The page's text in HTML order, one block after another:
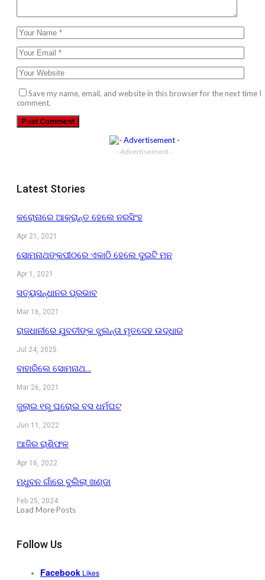
Save my name, email, and website in this browser for the next time I
comment.
- Advertisement -
Latest Stories
କରୋନାରେ ଆକ୍ରାନ୍ତ ହେଲେ ନରସିଂହ
Apr 21, 2021
ସୋମନାଥଙ୍କପୀଠରେ ଏକାଠି ହେଲେ ଦୁଇଟି ମନ
Apr 1, 2021
ସତ୍ୟସନ୍ଧାନର ପ୍ରଭାବ
Mar 16, 2021
ରାଜଧାନୀରେ ଯୁବତୀଙ୍କ ଝୁଲନ୍ତା ମୃତଦେହ ଉଦ୍ଧାର
Jul 24, 2025
ବାହାରିଲେ ସୋମନାଥ…
Mar 26, 2021
ଜୁଲାଇ ୧ରୁ ଘରୋଇ ବସ ଧର୍ମଘଟ
Jun 11, 2022
ଆଜିର ରାଶିଫଳ
Apr 16, 2022
ମଧୁବନ ଗାଁରେ ବୁଲିଲା ଖଣ୍ଡା
Feb 25, 2024
Load More Posts
Follow Us
Facebook Likes